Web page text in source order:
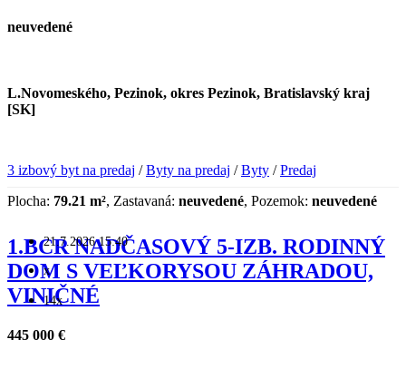
neuvedené
L.Novomeského, Pezinok, okres Pezinok, Bratislavský kraj
[SK]
3 izbový byt na predaj /Byty na predaj /Byty /Predaj
Plocha: 79.21 m², Zastavaná: neuvedené, Pozemok: neuvedené
21.7.2026 15:40
x
14x
1.BCR NADČASOVÝ 5-IZB. RODINNÝ
DOM S VEĽKORYSOU ZÁHRADOU,
VINIČNÉ
445 000 €